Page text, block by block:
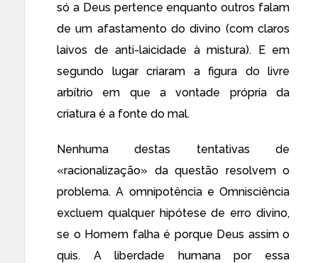
só a Deus pertence enquanto outros falam
de um afastamento do divino (com claros
laivos de anti-laicidade à mistura). E em
segundo lugar criaram a figura do livre
arbítrio em que a vontade própria da
criatura é a fonte do mal.
Nenhuma destas tentativas de
«racionalização» da questão resolvem o
problema. A omnipotência e Omnisciência
excluem qualquer hipótese de erro divino,
se o Homem falha é porque Deus assim o
quis. A liberdade humana por essa